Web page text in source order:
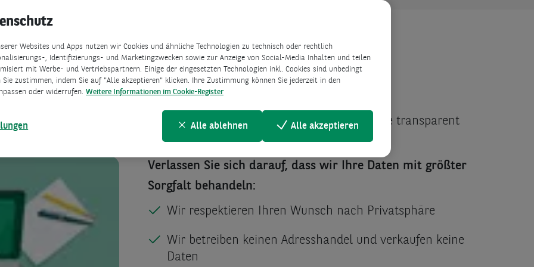
Und wir wissen wie wichtig der Schutz ist, daher informieren wir Sie transparent
Verlassen Sie sich darauf, dass wir Ihre Daten mit größter
Sorgfalt behandeln:
Wir respektieren Ihren Wunsch nach Privatsphäre
Wir betreiben keinen Adresshandel und verkaufen keine
Daten
Websites und Apps nutzen wir Cookies und ähnliche Technologien zu technisch oder rechtlich
, Identifizierungs- und Marketingzwecken sowie zur Anzeige von Social-Media Inhalten und teilen
mit Werbe- und Vertriebspartnern. Einige der eingesetzten Technologien inkl. Cookies sind unbedingt
zustimmen, indem Sie auf "Alle akzeptieren" klicken. Ihre Zustimmung können Sie jederzeit in den
oder widerrufen. Weitere Informationen im Cookie-Register
Alle ablehnen Alle akzeptieren